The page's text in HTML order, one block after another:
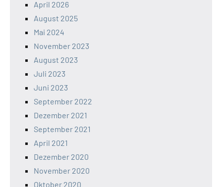
April 2026
August 2025
Mai 2024
November 2023
August 2023
Juli 2023
Juni 2023
September 2022
Dezember 2021
September 2021
April 2021
Dezember 2020
November 2020
Oktober 2020